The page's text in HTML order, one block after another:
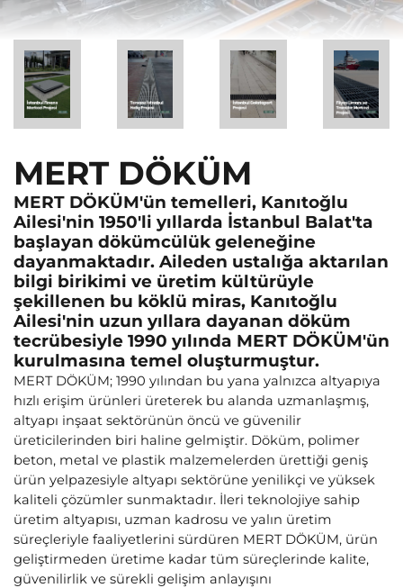
MERT DÖKÜM
MERT DÖKÜM'ün temelleri, Kanıtoğlu
Ailesi'nin 1950'li yıllarda İstanbul Balat'ta
başlayan dökümcülük geleneğine
dayanmaktadır. Aileden ustalığa aktarılan
bilgi birikimi ve üretim kültürüyle
şekillenen bu köklü miras, Kanıtoğlu
Ailesi'nin uzun yıllara dayanan döküm
tecrübesiyle 1990 yılında MERT DÖKÜM'ün
kurulmasına temel oluşturmuştur.
MERT DÖKÜM; 1990 yılından bu yana yalnızca altyapıya
hızlı erişim ürünleri üreterek bu alanda uzmanlaşmış,
altyapı inşaat sektörünün öncü ve güvenilir
üreticilerinden biri haline gelmiştir. Döküm, polimer
beton, metal ve plastik malzemelerden ürettiği geniş
ürün yelpazesiyle altyapı sektörüne yenilikçi ve yüksek
kaliteli çözümler sunmaktadır. İleri teknolojiye sahip
üretim altyapısı, uzman kadrosu ve yalın üretim
süreçleriyle faaliyetlerini sürdüren MERT DÖKÜM, ürün
geliştirmeden üretime kadar tüm süreçlerinde kalite,
güvenilirlik ve sürekli gelişim anlayışını